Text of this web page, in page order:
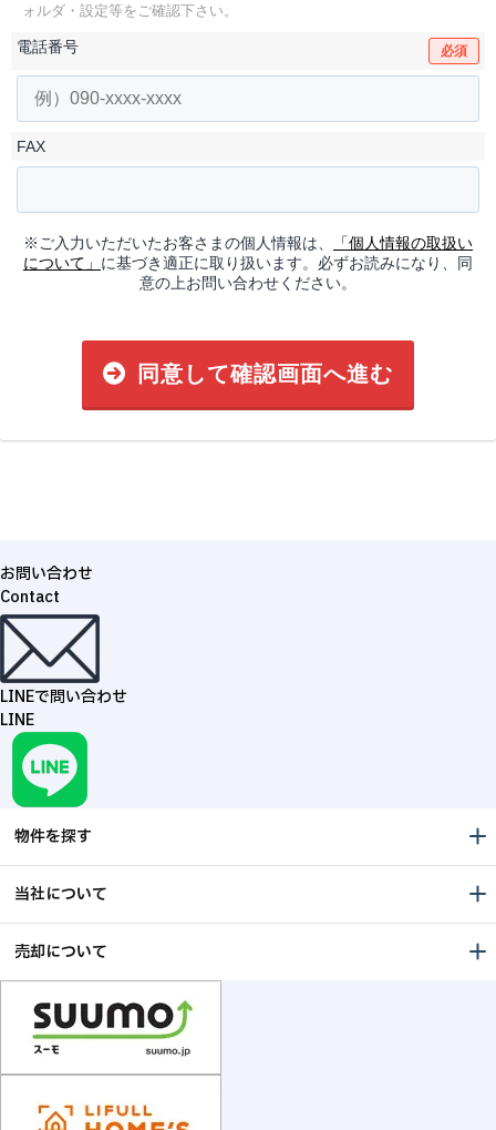
ォルダ・設定等をご確認下さい。
電話番号 必須
FAX
※ご入力いただいたお客さまの個人情報は、
「個人情報の取扱い
について」 に基づき適正に取り扱います。必ずお読みになり、同
意の上お問い合わせください。
同意して確認画面へ進む
お問い合わせ
Contact
LINEで問い合わせ
LINE
物件を探す
当社について
売却について